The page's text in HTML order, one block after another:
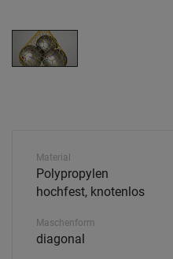
Material
Polypropylen
hochfest, knotenlos
Maschenform
diagonal